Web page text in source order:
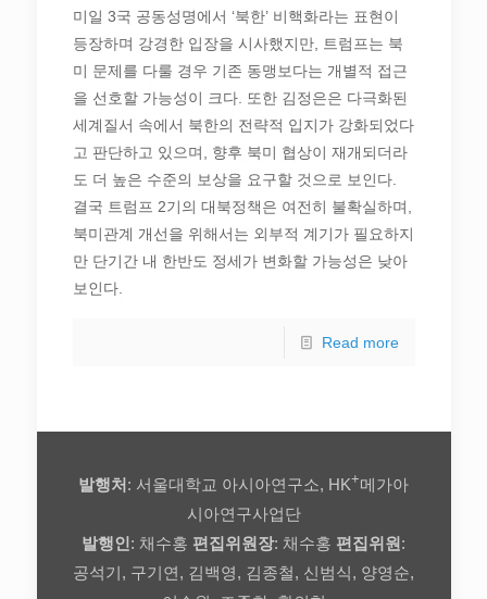
미일 3국 공동성명에서 ‘북한’ 비핵화라는 표현이
등장하며 강경한 입장을 시사했지만, 트럼프는 북
미 문제를 다룰 경우 기존 동맹보다는 개별적 접근
을 선호할 가능성이 크다. 또한 김정은은 다극화된
세계질서 속에서 북한의 전략적 입지가 강화되었다
고 판단하고 있으며, 향후 북미 협상이 재개되더라
도 더 높은 수준의 보상을 요구할 것으로 보인다.
결국 트럼프 2기의 대북정책은 여전히 불확실하며,
북미관계 개선을 위해서는 외부적 계기가 필요하지
만 단기간 내 한반도 정세가 변화할 가능성은 낮아
보인다.
Read more
발행처 : 서울대학교 아시아연구소, HK+메가아
시아연구사업단
발행인 : 채수홍 편집위원장: 채수홍 편집위원 :
공석기, 구기연, 김백영, 김종철, 신범식, 양영순,